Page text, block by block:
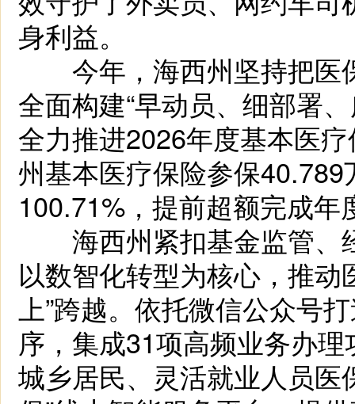
身利益。
今年，海西州坚持把医
全面构建“早动员、细部署
全力推进2026年度基本医
州基本医疗保险参保
100.71%，提前超额完成
海西州紧扣基金监管、
以数智化转型为核心，推动
上”跨越。依托微信公众号
序，集成31项高频业务办
城乡居民、灵活就业人员医